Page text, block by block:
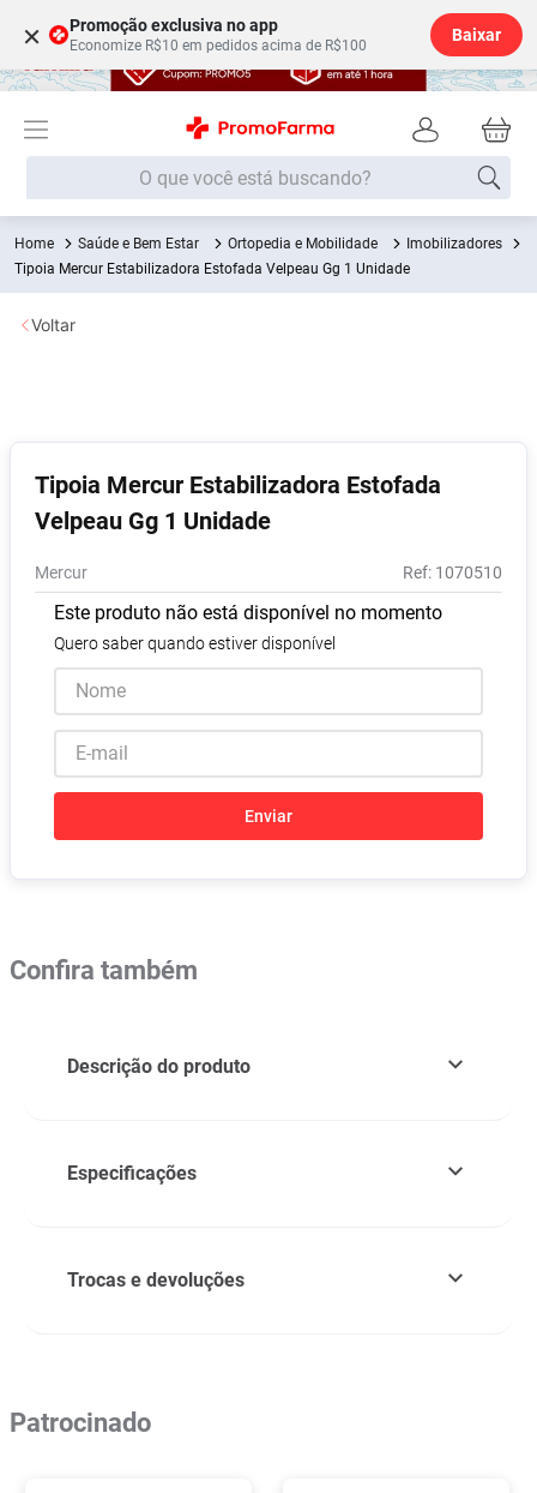
× Promoção exclusiva no app
Economize R$10 em pedidos acima de R$100
Baixar
O que você está buscando?
Saúde e Bem Estar Ortopedia e Mobilidade
Imobilizadores
Tipoia Mercur Estabilizadora Estofada Velpeau Gg 1 Unidade
Tipoia Mercur Estabilizadora Estofada
Velpeau Gg 1 Unidade
Mercur : 1070510
Este produto não está disponível no momento
Quero saber quando estiver disponível
Enviar
Voltar
Confira também
Descrição do produto
Especificações
Trocas e devoluções
Patrocinado
Termos mais buscados
1º Fralda
2
6º Shampoo
7º Desodorante
8º
9º Vitamina D
10º Lavitan